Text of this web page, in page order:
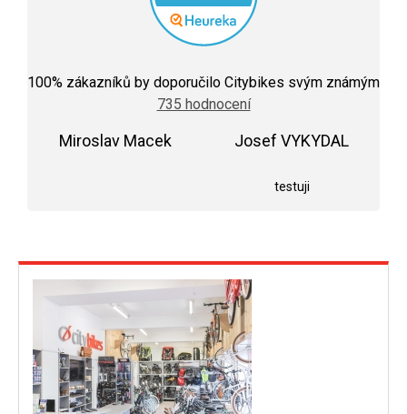
hodnocení
obchodu
je
100% zákazníků by doporučilo Citybikes svým známým
735 hodnocení
Miroslav Macek Josef VYKYDAL
testuji